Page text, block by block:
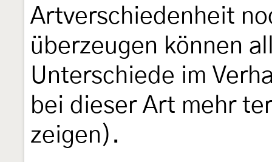
Artverschiedenheit
überzeugen können
Unterschiede im
bei dieser Art mehr
zeigen).